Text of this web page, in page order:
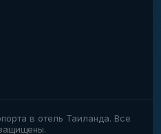
в отель Таиланда. Все